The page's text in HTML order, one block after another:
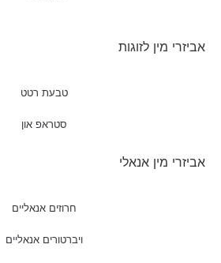
אביזרי מין לזוגות
טבעת רטט
סטראפ און
אביזרי מין אנאלי
חרוזים אנאליים
ויברטורים אנאליים